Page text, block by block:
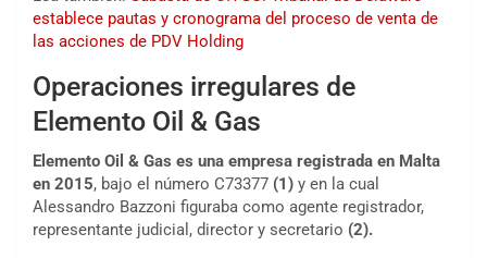
establece pautas y cronograma del proceso de venta de
las acciones de PDV Holding
Operaciones irregulares de
Elemento Oil & Gas
Elemento Oil & Gas es una empresa registrada en Malta
en 2015, bajo el número C73377 (1) y en la cual
Alessandro Bazzoni figuraba como agente registrador,
representante judicial, director y secretario (2).